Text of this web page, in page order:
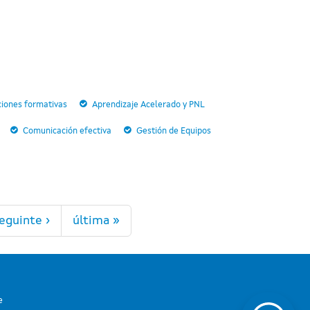
formativas Aprendizaje Acelerado y PNL
Comunicación efectiva Gestión de Equipos
› última »